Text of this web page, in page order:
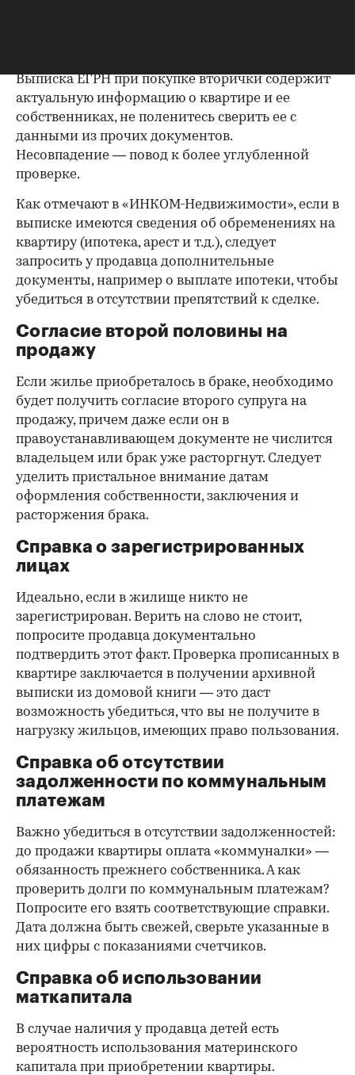
Выписка ЕГРН при покупке вторички содержит
актуальную информацию о квартире и ее
собственниках, не поленитесь сверить ее с
данными из прочих документов.
Несовпадение — повод к более углубленной
проверке.
Как отмечают в «ИНКОМ-Недвижимости», если в
выписке имеются сведения об обременениях на
квартиру (ипотека, арест и т.д.), следует
запросить у продавца дополнительные
документы, например о выплате ипотеки, чтобы
убедиться в отсутствии препятствий к сделке.
Согласие второй половины на
продажу
Если жилье приобреталось в браке, необходимо
будет получить согласие второго супруга на
продажу, причем даже если он в
правоустанавливающем документе не числится
владельцем или брак уже расторгнут. Следует
уделить пристальное внимание датам
оформления собственности, заключения и
расторжения брака.
Справка о зарегистрированных
лицах
Идеально, если в жилище никто не
зарегистрирован. Верить на слово не стоит,
попросите продавца документально
подтвердить этот факт. Проверка прописанных в
квартире заключается в получении архивной
выписки из домовой книги — это даст
возможность убедиться, что вы не получите в
нагрузку жильцов, имеющих право пользования.
Справка об отсутствии
задолженности по коммунальным
платежам
Важно убедиться в отсутствии задолженностей:
до продажи квартиры оплата «коммуналки» —
обязанность прежнего собственника. А как
проверить долги по коммунальным платежам?
Попросите его взять соответствующие справки.
Дата должна быть свежей, сверьте указанные в
них цифры с показаниями счетчиков.
Справка об использовании
маткапитала
В случае наличия у продавца детей есть
вероятность использования материнского
капитала при приобретении квартиры.